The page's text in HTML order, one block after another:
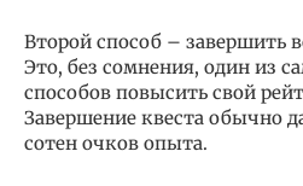
Второй способ – завершить
Это, без сомнения, один из
способов повысить свой
Завершение квеста обычно
сотен очков опыта.